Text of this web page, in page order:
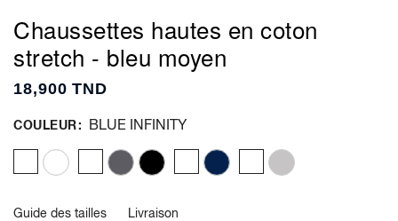
Chaussettes hautes en coton
stretch - bleu moyen
18,900 TND
COULEUR BLUE INFINITY
Guide des tailles Livraison